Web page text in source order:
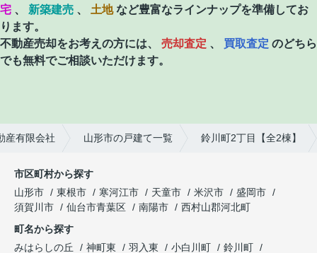
宅 、 新築建売 、 土地など豊富なラインナップを準備してお
ります。
不動産売却をお考えの方には、 売却査定 、 買取査定 のどちら
でも無料でご相談いただけます。
産有限会社 山形市の戸建て一覧 鈴川町2丁目【全2棟】
市区町村から探す
山形市
東根市 寒河江市 天童市 米沢市
盛岡市
須賀川市
仙台市青葉区 南陽市
西村山郡河北町
町名から探す
みはらしの丘
神町東 羽入東 小白川町
鈴川町